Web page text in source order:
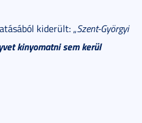
kiderült: „Szent-Györgyi
kinyomatni sem kerül